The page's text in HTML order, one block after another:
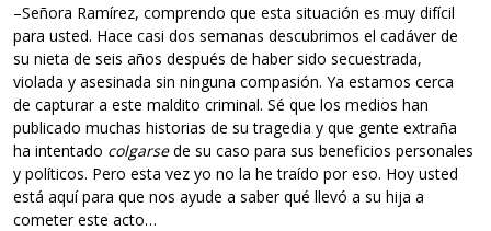
–Señora Ramírez, comprendo que esta situación es muy difícil
para usted. Hace casi dos semanas descubrimos el cadáver de
su nieta de seis años después de haber sido secuestrada,
violada y asesinada sin ninguna compasión. Ya estamos cerca
de capturar a este maldito criminal. Sé que los medios han
publicado muchas historias de su tragedia y que gente extraña
ha intentado colgarsede su caso para sus beneficios personales
y políticos. Pero esta vez yo no la he traído por eso. Hoy usted
está aquí para que nos ayude a saber qué llevó a su hija a
cometer este acto…